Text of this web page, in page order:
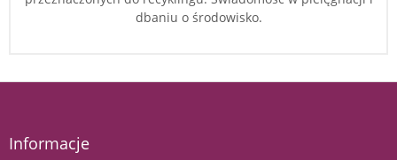
dbaniu o środowisko.
Informacje